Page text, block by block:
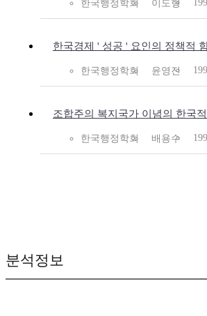
한국행정학회 이도형
한국경제 ' 성공 ' 요인의 정책적
한국행정학회 윤영진
조합주의 복지국가 이념의 한국
한국행정학회 배용수
분석정보